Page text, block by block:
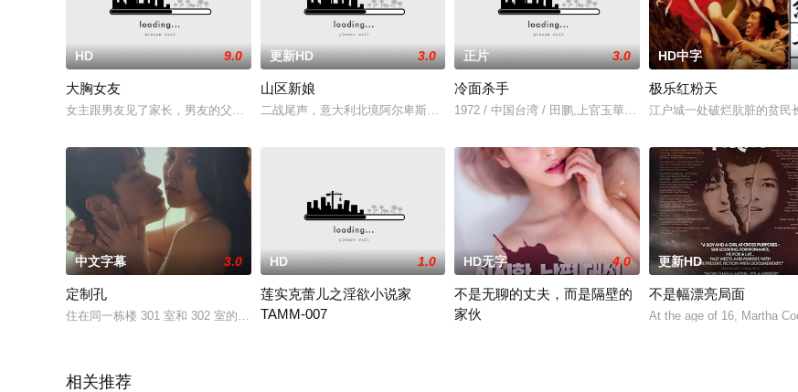
HD 9.0
大胸女友
女主跟男友见了家长，男友的父亲对她也十分认可，可是几个月后，男友竟然莫名失联，女主十分无奈，为了生活，
更新HD 3.0
山区新娘
二战尾声，意大利北境阿尔卑斯山，遗世独立小村内，战火未实际波及，成年男性却逃不过上战场的命
正片 3.0
冷面杀手
1972 / 中国台湾 / 田鹏,上官玉華,柯佑民,田野,易原,苏真平,何玉华
HD中字
极乐红粉天
江户城一处破烂肮脏的贫民
中文字幕 3.0
定制孔
住在同一栋楼 301 室和 302 室的两对夫妇享受着不同的性生活。一个太大，一个没有性生活。一次偶然
HD 1.0
莲实克蕾儿之淫欲小说家
TAMM-007
HD无字 4.0
不是无聊的丈夫，而是隔壁的
家伙
更新HD
不是幅漂亮局面
At the age of 16, Martha
相关推荐